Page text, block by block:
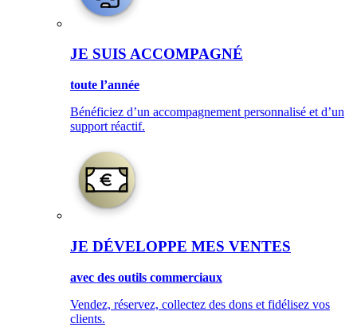
JE SUIS ACCOMPAGNÉ
toute l’année
Bénéficiez d’un accompagnement personnalisé et d’un
support réactif.
JE DÉVELOPPE MES VENTES
avec des outils commerciaux
Vendez, réservez, collectez des dons et fidélisez vos
clients.